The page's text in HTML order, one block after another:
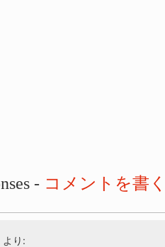
- コメントを書
より: